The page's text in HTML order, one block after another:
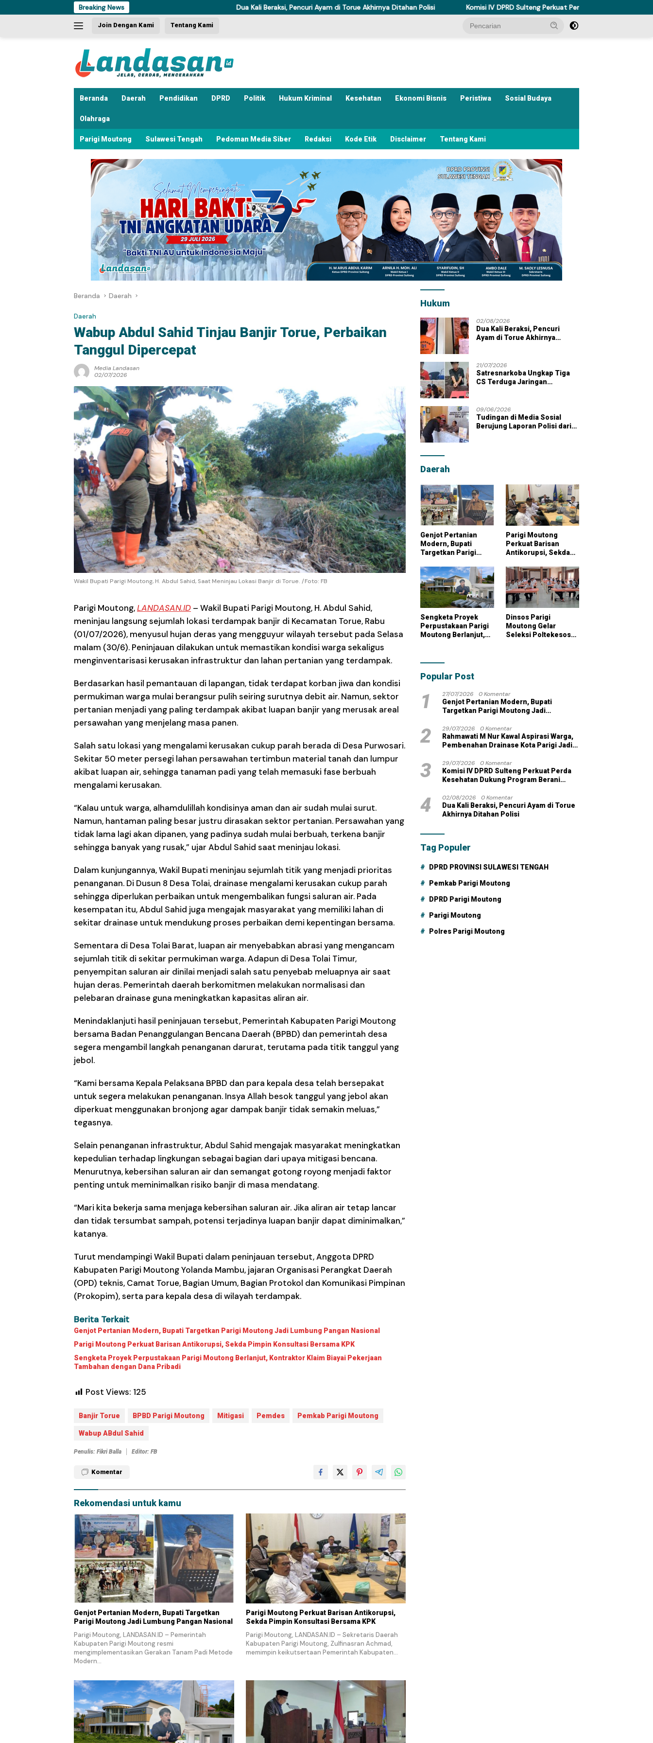
ke
Breaking News Dua Kali Beraksi, Pencuri Ayam di Torue Akhirnya Ditahan Polisi Komisi IV DPRD Sulteng Perkuat Perda Kesehatan Dukung Program Berani Sehat
Join Dengan Kami Tentang Kami
Beranda Daerah Pendidikan DPRD Politik Hukum Kriminal Kesehatan Ekonomi Bisnis Peristiwa Sosial Budaya
Olahraga
Parigi Moutong Sulawesi Tengah Pedoman Media Siber Redaksi Kode Etik Disclaimer Tentang Kami
Beranda Daerah
Daerah
Wabup Abdul Sahid Tinjau Banjir Torue, Perbaikan
Tanggul Dipercepat
Media Landasan
02/07/2026
Wakil Bupati Parigi Moutong, H. Abdul Sahid, Saat Meninjau Lokasi Banjir di Torue. /Foto: FB
Parigi Moutong,LANDASAN.ID – Wakil Bupati Parigi Moutong, H. Abdul Sahid,
meninjau langsung sejumlah lokasi terdampak banjir di Kecamatan Torue, Rabu
(01/07/2026), menyusul hujan deras yang mengguyur wilayah tersebut pada Selasa
malam (30/6). Peninjauan dilakukan untuk memastikan kondisi warga sekaligus
menginventarisasi kerusakan infrastruktur dan lahan pertanian yang terdampak.
Berdasarkan hasil pemantauan di lapangan, tidak terdapat korban jiwa dan kondisi
permukiman warga mulai berangsur pulih seiring surutnya debit air. Namun, sektor
pertanian menjadi yang paling terdampak akibat luapan banjir yang merusak areal
persawahan yang menjelang masa panen.
Salah satu lokasi yang mengalami kerusakan cukup parah berada di Desa Purwosari.
Sekitar 50 meter persegi lahan persawahan tertimbun material tanah dan lumpur
akibat luapan air, sehingga tanaman padi yang telah memasuki fase berbuah
mengalami kerusakan.
“Kalau untuk warga, alhamdulillah kondisinya aman dan air sudah mulai surut.
Namun, hantaman paling besar justru dirasakan sektor pertanian. Persawahan yang
tidak lama lagi akan dipanen, yang padinya sudah mulai berbuah, terkena banjir
sehingga banyak yang rusak,” ujar Abdul Sahid saat meninjau lokasi.
Dalam kunjungannya, Wakil Bupati meninjau sejumlah titik yang menjadi prioritas
penanganan. Di Dusun 8 Desa Tolai, drainase mengalami kerusakan cukup parah
sehingga diperlukan perbaikan untuk mengembalikan fungsi saluran air. Pada
kesempatan itu, Abdul Sahid juga mengajak masyarakat yang memiliki lahan di
sekitar drainase untuk mendukung proses perbaikan demi kepentingan bersama.
Sementara di Desa Tolai Barat, luapan air menyebabkan abrasi yang mengancam
sejumlah titik di sekitar permukiman warga. Adapun di Desa Tolai Timur,
penyempitan saluran air dinilai menjadi salah satu penyebab meluapnya air saat
hujan deras. Pemerintah daerah berkomitmen melakukan normalisasi dan
pelebaran drainase guna meningkatkan kapasitas aliran air.
Menindaklanjuti hasil peninjauan tersebut, Pemerintah Kabupaten Parigi Moutong
bersama Badan Penanggulangan Bencana Daerah (BPBD) dan pemerintah desa
segera mengambil langkah penanganan darurat, terutama pada titik tanggul yang
jebol.
“Kami bersama Kepala Pelaksana BPBD dan para kepala desa telah bersepakat
untuk segera melakukan penanganan. Insya Allah besok tanggul yang jebol akan
diperkuat menggunakan bronjong agar dampak banjir tidak semakin meluas,”
tegasnya.
Selain penanganan infrastruktur, Abdul Sahid mengajak masyarakat meningkatkan
kepedulian terhadap lingkungan sebagai bagian dari upaya mitigasi bencana.
Menurutnya, kebersihan saluran air dan semangat gotong royong menjadi faktor
penting untuk meminimalkan risiko banjir di masa mendatang.
“Mari kita bekerja sama menjaga kebersihan saluran air. Jika aliran air tetap lancar
dan tidak tersumbat sampah, potensi terjadinya luapan banjir dapat diminimalkan,”
katanya.
Turut mendampingi Wakil Bupati dalam peninjauan tersebut, Anggota DPRD
Kabupaten Parigi Moutong Yolanda Mambu, jajaran Organisasi Perangkat Daerah
(OPD) teknis, Camat Torue, Bagian Umum, Bagian Protokol dan Komunikasi Pimpinan
(Prokopim), serta para kepala desa di wilayah terdampak.
Berita Terkait
Genjot Pertanian Modern, Bupati Targetkan Parigi Moutong Jadi Lumbung Pangan Nasional
Parigi Moutong Perkuat Barisan Antikorupsi, Sekda Pimpin Konsultasi Bersama KPK
Sengketa Proyek Perpustakaan Parigi Moutong Berlanjut, Kontraktor Klaim Biayai Pekerjaan
Tambahan dengan Dana Pribadi
Post Views: 125
Banjir Torue BPBD Parigi Moutong Mitigasi Pemdes Pemkab Parigi Moutong
Wabup ABdul Sahid
Penulis: Fikri Balla Editor: FB
Komentar
Rekomendasi untuk kamu
Genjot Pertanian Modern, Bupati Targetkan
Parigi Moutong Jadi Lumbung Pangan Nasional
Parigi Moutong, LANDASAN.ID – Pemerintah
Kabupaten Parigi Moutong resmi
mengimplementasikan Gerakan Tanam Padi Metode
Modern…
Parigi Moutong Perkuat Barisan Antikorupsi,
Sekda Pimpin Konsultasi Bersama KPK
Parigi Moutong, LANDASAN.ID – Sekretaris Daerah
Kabupaten Parigi Moutong, Zulfinasran Achmad,
memimpin keikutsertaan Pemerintah Kabupaten…
Hukum
02/08/2026
Dua Kali Beraksi, Pencuri
Ayam di Torue Akhirnya
21/07/2026
Satresnarkoba Ungkap Tiga
CS Terduga Jaringan
09/06/2026
Tudingan di Media Sosial
Berujung Laporan Polisi dari
Daerah
Genjot Pertanian
Modern, Bupati
Targetkan Parigi
Lumbung Pangan
Nasional
Parigi Moutong
Perkuat Barisan
Antikorupsi, Sekda
Bersama KPK
Sengketa Proyek
Perpustakaan Parigi
Moutong Berlanjut,
Tambahan dengan
Dinsos Parigi
Moutong Gelar
Seleksi Poltekesos
Popular Post
1 27/07/2026
0 Komentar
Genjot Pertanian Modern, Bupati
Targetkan Parigi Moutong Jadi
2 29/07/2026
0 Komentar
Rahmawati M Nur Kawal Aspirasi Warga,
Pembenahan Drainase Kota Parigi Jadi
3 29/07/2026
0 Komentar
Komisi IV DPRD Sulteng Perkuat Perda
Kesehatan Dukung Program Berani
4 02/08/2026
0 Komentar
Dua Kali Beraksi, Pencuri Ayam di Torue
Akhirnya Ditahan Polisi
Tag Populer
DPRD PROVINSI SULAWESI TENGAH
Pemkab Parigi Moutong
DPRD Parigi Moutong
Parigi Moutong
Polres Parigi Moutong